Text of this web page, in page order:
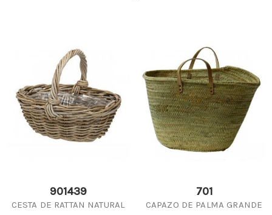
901439
CESTA DE RATTAN NATURAL
701
CAPAZO DE PALMA GRANDE